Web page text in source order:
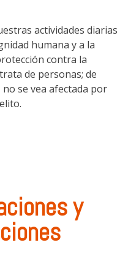
actividades diarias
humana y a la
contra la
de personas; de
se vea afectada por
y